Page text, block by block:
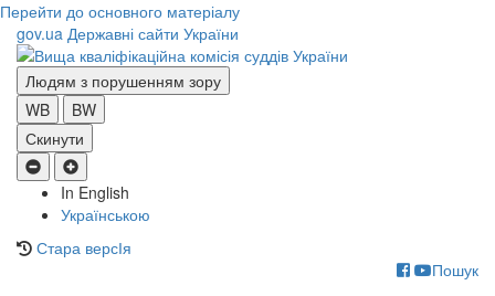
Перейти до основного матеріалу
gov.ua Державні сайти України
Людям з порушенням зору
WB
BW
Скинути
In English
Українською
Стара версІя
Пошук